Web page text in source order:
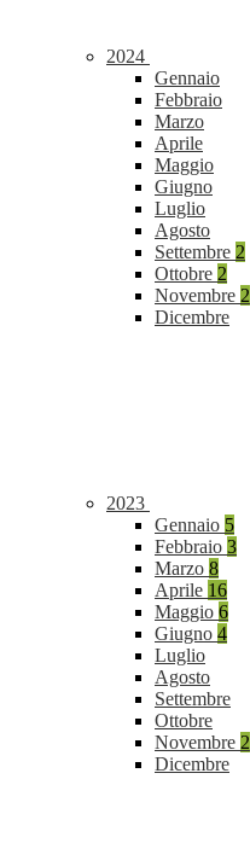
2024
Gennaio
Febbraio
Marzo
Aprile
Maggio
Giugno
Luglio
Agosto
Settembre 2
Ottobre 2
Novembre 2
Dicembre
2023
Gennaio 5
Febbraio 3
Marzo 8
Aprile 16
Maggio 6
Giugno 4
Luglio
Agosto
Settembre
Ottobre
Novembre 2
Dicembre